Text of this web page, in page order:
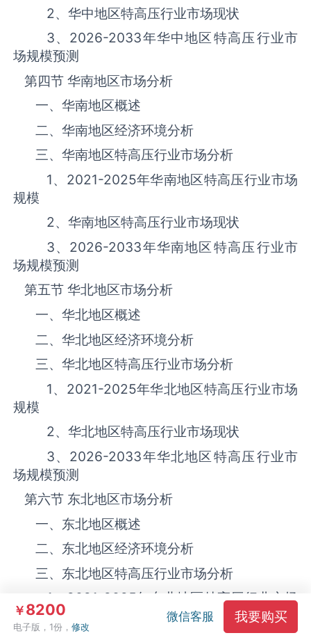
2、华中地区‌‌‌‌特高压‌‌‌‌‌‌‌‌‌‌‌‌‌行业市场现状
3、 2026-2033年华中地区‌‌‌‌特高压‌‌‌‌‌‌‌‌‌‌‌‌‌行业市
场规模预测
第四节 华南地区市场分析
一、华南地区概述
二、华南地区经济环境分析
三、华南地区‌‌‌‌特高压‌‌‌‌‌‌‌‌‌‌‌‌‌行业市场分析
1、 2021-2025年华南地区‌‌‌‌特高压‌‌‌‌‌‌‌‌‌‌‌‌‌行业市场
规模
2、华南地区‌‌‌‌特高压‌‌‌‌‌‌‌‌‌‌‌‌‌行业市场现状
3、 2026-2033年华南地区‌‌‌‌特高压‌‌‌‌‌‌‌‌‌‌‌‌‌行业市
场规模预测
第五节 华北地区市场分析
一、华北地区概述
二、华北地区经济环境分析
三、华北地区‌‌‌‌特高压‌‌‌‌‌‌‌‌‌‌‌‌‌行业市场分析
1、 2021-2025年华北地区‌‌‌‌特高压‌‌‌‌‌‌‌‌‌‌‌‌‌行业市场
规模
2、华北地区‌‌‌‌特高压‌‌‌‌‌‌‌‌‌‌‌‌‌行业市场现状
3、 2026-2033年华北地区‌‌‌‌特高压‌‌‌‌‌‌‌‌‌‌‌‌‌行业市
场规模预测
第六节 东北地区市场分析
一、东北地区概述
二、东北地区经济环境分析
三、东北地区‌‌‌‌特高压‌‌‌‌‌‌‌‌‌‌‌‌‌行业市场分析
1、
2021-2025 年东北地区‌‌‌‌特高压‌‌‌‌‌‌‌‌‌‌‌‌‌行业市场
规模
￥8200
电子版，1份，修改
微信客服 我要购买